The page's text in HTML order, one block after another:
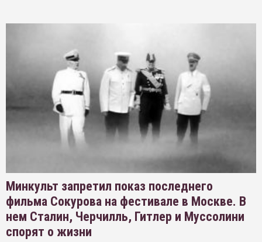
Минкульт запретил показ последнего
фильма Сокурова на фестивале в Москве. В
нем Сталин, Черчилль, Гитлер и Муссолини
спорят о жизни